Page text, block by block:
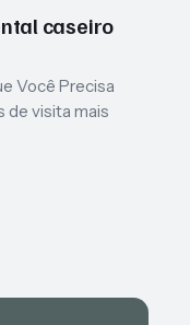
caseiro
Você Precisa
de visita mais